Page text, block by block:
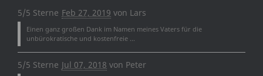
5/5 Sterne Feb 27, 2019 von Lars
Einen ganz großen Dank im Namen meines Vaters für die
unbürokratische und kostenfreie ...
5/5 Sterne Jul 07, 2018 von Peter